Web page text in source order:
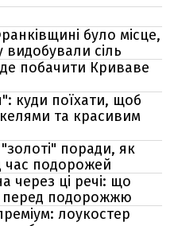
було місце,
видобували сіль
побачити Криваве
куди поїхати, щоб
та красивим
поради, як
час подорожей
через ці речі: що
перед подорожжю
лоукостер